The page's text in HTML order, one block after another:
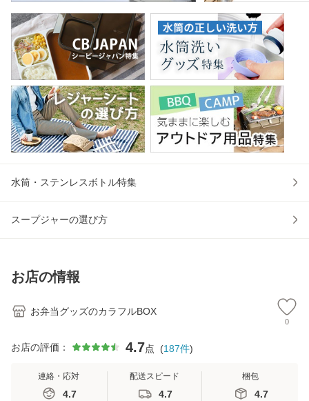
水筒・ステンレスボトル特集
スープジャーの選び方
お店の情報
お弁当グッズのカラフルBOX
0
お店の評価： 4.7点 (187件)
連絡・応対
4.7
配送スピード
4.7
梱包
4.7